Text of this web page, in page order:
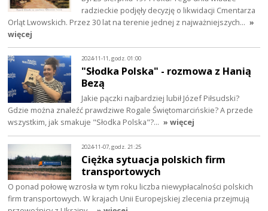
radzieckie podjęły decyzję o likwidacji Cmentarza
Orląt Lwowskich. Przez 30 lat na terenie jednej z najważniejszych… »
więcej
2024-11-11, godz. 01:00
"Słodka Polska" - rozmowa z Hanią
Bezą
Jakie pączki najbardziej lubił Józef Piłsudski?
Gdzie można znaleźć prawdziwe Rogale Świętomarcińskie? A przede
wszystkim, jak smakuje "Słodka Polska"?… » więcej
2024-11-07, godz. 21:25
Ciężka sytuacja polskich firm
transportowych
O ponad połowę wzrosła w tym roku liczba niewypłacalności polskich
firm transportowych. W krajach Unii Europejskiej zlecenia przejmują